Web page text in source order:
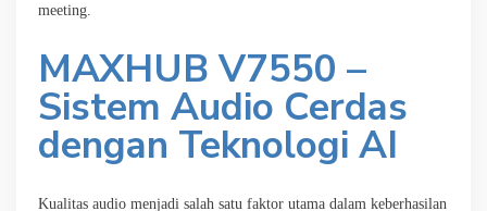
meeting.
MAXHUB V7550 –
Sistem Audio Cerdas
dengan Teknologi AI
Kualitas audio menjadi salah satu faktor utama dalam keberhasilan